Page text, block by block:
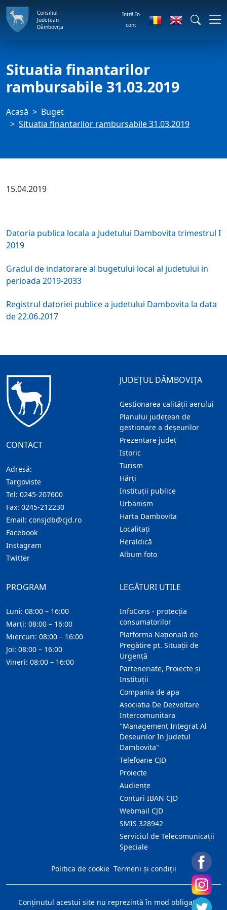
Consiliul
Județean
Dâmbovița
Intră în
cont
Situatia finantarilor
rambursabile 31.03.2019
Acasă
Buget
Situatia finantarilor rambursabile 31.03.2019
15.04.2019
Datoria publica locala a Judetului Dambovita trimestrul I
2019
Gradul de indatorare al bugetului local al judetului in
perioada 2019-2033
Registrul datoriei publice a judetului Dambovita la data
de 22.06.2017
CONTACT
Adresă:
Targoviste
Tel: 0245-207600
Fax: 0245-212230
Email: consjdb@cjd.ro
Facebook
Instagram
Twitter
JUDEȚUL DÂMBOVIȚA
Gestionarea calității aerului
Planului județean de
gestionare a deșeurilor
Prezentare judeţ
Istoric
Turism
Hărţi
Instituţii publice
Urbanism
Harta Dambovita
Localitaţi
Heraldică
Album foto
LEGĂTURI UTILE
InfoCons - protecția
consumatorilor
Platforma Națională de
Pregătire pt. Situații de
Urgență
Parteneriate, Proiecte și
Instituții
Compania de apa
Asociatia De Dezvoltare
Intercomunitara
"Management Integrat Al
Deseurilor In Judetul
Dambovita"
Telefoane CJD
Proiecte
Audienţe
Conturi IBAN CJD
Webmail CJD
SMIS 328942
Serviciul de Telecomunicații
Speciale
PROGRAM
Luni: 08:00 – 16:00
Marți: 08:00 – 16:00
Miercuri: 08:00 – 16:00
Joi: 08:00 – 16:00
Vineri: 08:00 – 16:00
Politica de cookie Termeni și condiții
Conţinutul acestui site nu reprezintă în mod obligatoriu